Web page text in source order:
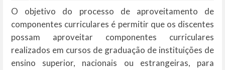
O objetivo do processo de aproveitamento de
componentes curriculares é permitir que os discentes
possam aproveitar componentes curriculares
realizados em cursos de graduação de instituições de
ensino superior, nacionais ou estrangeiras, para